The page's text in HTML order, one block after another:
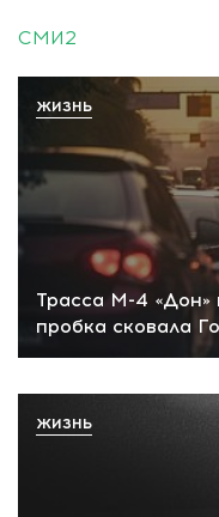
СМИ2
Трасса М-4 «Дон»
пробка сковала
ЖИЗНЬ
ЖИЗНЬ